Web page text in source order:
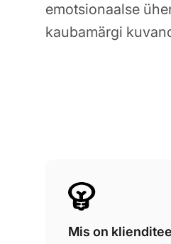
emotsionaalse
kaubamärgi
Mis on